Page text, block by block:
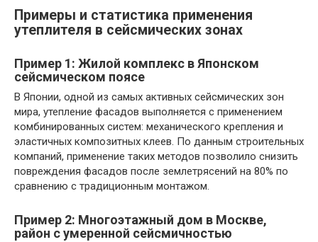
Примеры и статистика применения
утеплителя в сейсмических зонах
Пример 1: Жилой комплекс в Японском
сейсмическом поясе
В Японии, одной из самых активных сейсмических зон
мира, утепление фасадов выполняется с применением
комбинированных систем: механического крепления и
эластичных композитных клеев. По данным строительных
компаний, применение таких методов позволило снизить
повреждения фасадов после землетрясений на 80% по
сравнению с традиционным монтажом.
Пример 2: Многоэтажный дом в Москве,
район с умеренной сейсмичностью